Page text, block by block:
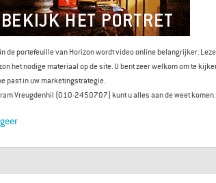
de portefeuille van Horizon wordt video online belangrijker.
het nodige materiaal op de site. U bent zeer welkom om te
past in uw marketingstrategie.
Vreugdenhil (010-2450707) kunt u alles aan de weet komen.